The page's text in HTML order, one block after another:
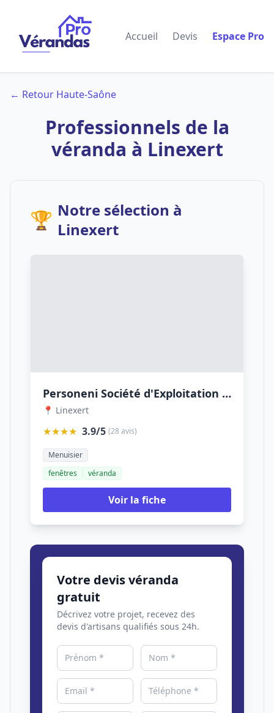
Accueil Devis Espace Pro
← Retour Haute-Saône
Professionnels de la
véranda à Linexert
🏆 Notre sélection à
Linexert
Personeni Société d'Exploitation des Etablissements
📍 Linexert
★★★★ 3.9/5 (28 avis)
Menuisier
fenêtres
véranda
Voir la fiche
Votre devis véranda
gratuit
Décrivez votre projet, recevez des
devis d'artisans qualifiés sous 24h.